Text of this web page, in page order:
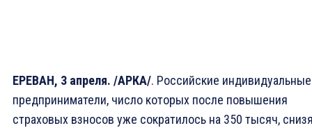
ЕРЕВАН, 3 апреля. /АРКА/. Российские индивидуальные
предприниматели, число которых после повышения
страховых взносов уже сократилось на 350 тысяч,